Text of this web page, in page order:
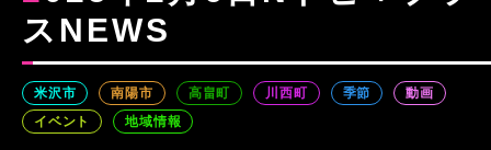
スNEWS
米沢市 南陽市 高畠町 川西町 季節
動画
イベント
地域情報